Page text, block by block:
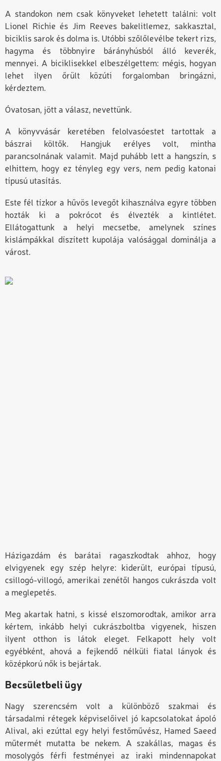
A standokon nem csak könyveket lehetett találni: volt
Lionel Richie és Jim Reeves bakelitlemez, sakkasztal,
biciklis sarok és dolma is. Utóbbi szőlőlevélbe tekert rizs,
hagyma és többnyire bárányhúsból álló keverék,
mennyei. A biciklisekkel elbeszélgettem: mégis, hogyan
lehet ilyen őrült közúti forgalomban bringázni,
kérdeztem.
Óvatosan, jött a válasz, nevettünk.
A könyvvásár keretében felolvasó­estet tartottak a
bászrai költők. Hangjuk erélyes volt, mintha
parancsolnának valamit. Majd puhább lett a hangszín, s
elhittem, hogy ez tényleg egy vers, nem pedig katonai
típusú utasítás.
Este fél tízkor a hűvös levegőt kihasználva egyre többen
hozták ki a pokrócot és élvezték a kintlétet.
Ellátogattunk a helyi mecsetbe, amelynek színes
kislámpákkal díszített kupolája valósággal dominálja a
várost.
Házigazdám és barátai ragaszkodtak ahhoz, hogy
elvigyenek egy szép helyre: kiderült, európai típusú,
csillogó-villogó, amerikai zenétől hangos cukrászda volt
a meglepetés.
Meg akartak hatni, s kissé elszomorodtak, amikor arra
kértem, inkább helyi cukrászboltba vigyenek, hiszen
ilyent otthon is látok eleget. Felkapott hely volt
egyébként, ahová a fejkendő nélküli fiatal lányok és
középkorú nők is bejártak.
Becsületbeli ügy
Nagy szerencsém volt a különböző szakmai és
társadalmi rétegek képviselőivel jó kapcsolatokat ápoló
Alival, aki ezúttal egy helyi festőművész, Hamed Saeed
műtermét mutatta be nekem. A szakállas, magas és
mosolygós férfi festményei az iraki mindennapokat